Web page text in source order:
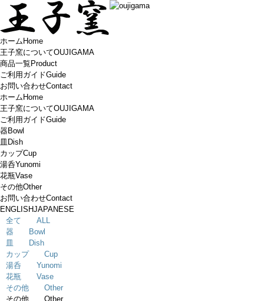
ホーム Home
王子窯についてOUJIGAMA
商品一覧 Product
ご利用ガイドGuide
お問い合わせContact
ホーム Home
王子窯についてOUJIGAMA
ご利用ガイドGuide
器Bowl
皿 Dish
カップCup
湯呑Yunomi
花瓶Vase
その他Other
お問い合わせContact
ENGLISHJAPANESE
全て ALL
器 Bowl
皿 Dish
カップ Cup
湯呑 Yunomi
花瓶 Vase
その他 Other
その他 Other